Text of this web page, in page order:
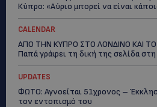
Κύπρο: «Αύριο μπορεί να είναι
CALENDAR
ΑΠΟ ΤΗΝ ΚΥΠΡΟ ΣΤΟ ΛΟΝΔΙΝΟ ΚΑΙ ΤΟ
Παπά γράφει τη δική της σελίδα
UPDATES
ΦΩΤΟ: Αγνοείται 51χρονος –
τον εντοπισμό του